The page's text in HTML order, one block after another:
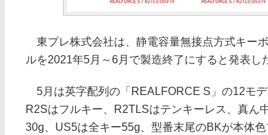
東プレ株式会社は、静電容量無接点方式キー
ルを2021年5月～6月で製造終了にすると発表し
5月は英字配列の「REALFORCE S」の12モ
R2Sはフルキー、R2TLSはテンキーレス、真ん
30g、US5は全キー55g、型番末尾のBKが本体